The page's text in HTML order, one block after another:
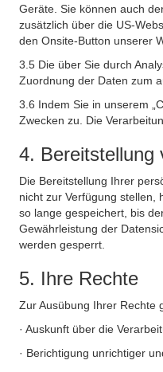
Geräte. Sie können auch
zusätzlich über die US-
den Onsite-Button unserer
3.5 Die über Sie durch
Zuordnung der Daten zum
3.6 Indem Sie in unserem
Zwecken zu. Die
4. Bereitstellung
Die Bereitstellung Ihrer
nicht zur Verfügung stellen,
so lange gespeichert, bis
Gewährleistung der
werden gesperrt.
5. Ihre Rechte
Zur Ausübung Ihrer Rechte
· Auskunft über die
· Berichtigung unrichtiger